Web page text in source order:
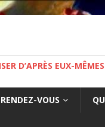
D’APRÈS EUX-
VOUS